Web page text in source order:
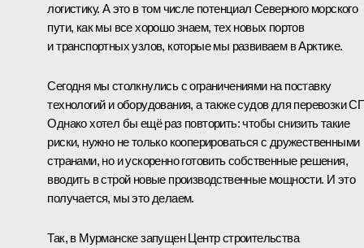
логистику. А это в том числе потенциал Северного морского
пути, как мы все хорошо знаем, тех новых портов
и транспортных узлов, которые мы развиваем в Арктике.
Сегодня мы столкнулись с ограничениями на поставку
технологий и оборудования, а также судов для перевозки
Однако хотел бы ещё раз повторить: чтобы снизить такие
риски, нужно не только кооперироваться с дружественными
странами, но и ускоренно готовить собственные решения,
вводить в строй новые производственные мощности. И это
получается, мы это делаем.
Так, в Мурманске запущен Центр строительства